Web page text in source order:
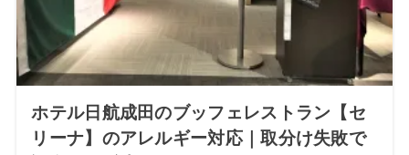
ホテル日航成田のブッフェレストラン【セ
リーナ】のアレルギー対応｜取分け失敗で